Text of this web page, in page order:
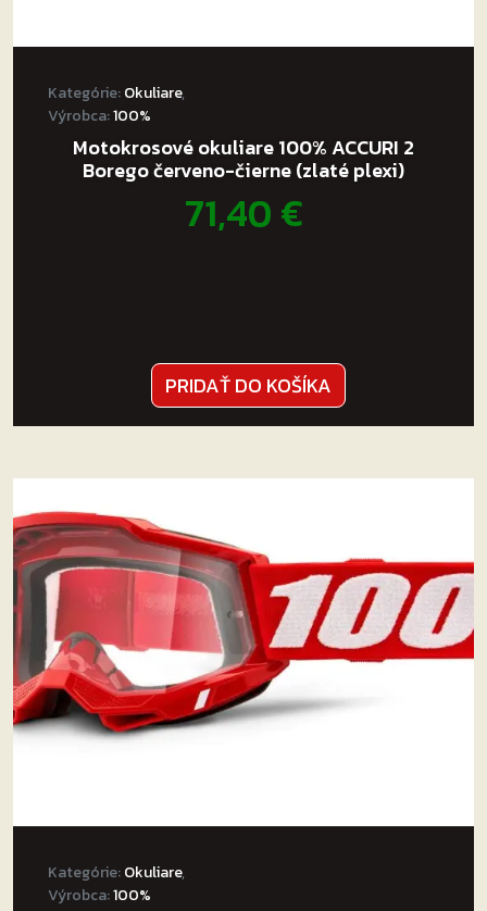
Kategórie:Okuliare,
Výrobca:100%
Motokrosové okuliare 100% ACCURI 2
Borego červeno-čierne (zlaté plexi)
71,40€
PRIDAŤ DO KOŠÍKA
Kategórie:Okuliare,
Výrobca:100%